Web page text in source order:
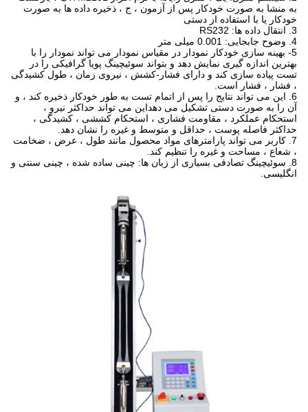
به منشا به صورت خودکار پس از آزمون ، ج ، ذخیره داده ها به صورت
خودکار یا با استفاده از دستی
3. انتقال داده ها: RS232
4. وضوح جابجایی: 0.001 میلی متر
5- بهینه سازی خودکار نمودار در مقیاس نمودار می تواند نمودار را با
بهترین اندازه گیری نمایش دهد و بتواند سوئیچینگ پویا گرافیکی را در
تست پیاده سازی کند و دارای فشار-کشش ، نیروی زمان ، طول کشیدگی
، فشار ، فشار است.
6. این می تواند نتایج را پس از اتمام تست به طور خودکار ذخیره کند ، و
آن را به صورت دستی تشکیل می دهداین می تواند حداکثر نیرو ،
استحکام عملکرد ، مقاومت فشاری ، استحکام کششی ، کشیدگی ،
حداکثر فاصله پوست ، حداقل و متوسط ​​و غیره را نشان دهد.
7. کاربر می تواند پارامترهای مواد محصول مانند طول ، عرض ، ضخامت
، شعاع ، مساحت و غیره را تنظیم کند.
8. سوئیچینگ تصادفی بسیاری از زبان ها: چینی ساده شده ، چینی سنتی و
انگلیسی.